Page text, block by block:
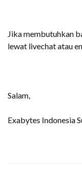
Jika membutuhkan
lewat livechat atau
Salam,
Exabytes Indonesia